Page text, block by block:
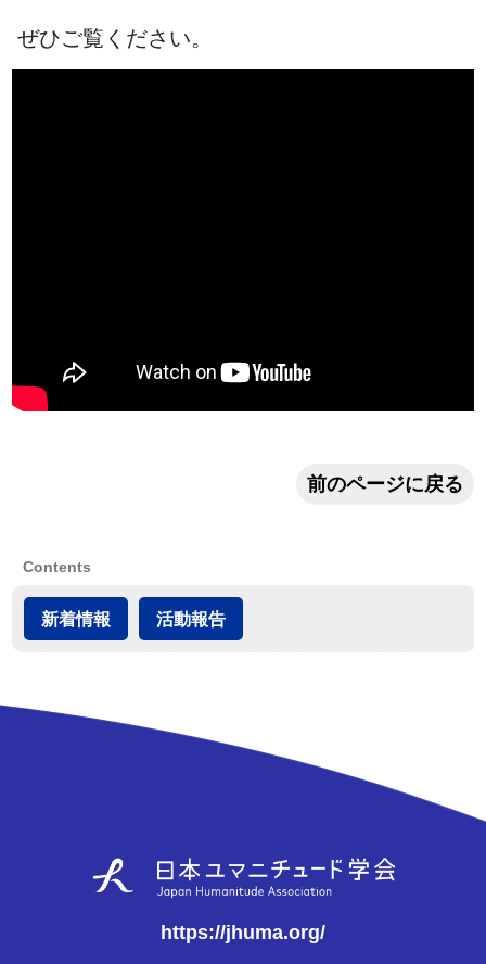
ぜひご覧ください。
前のページに戻る
Contents
新着情報 活動報告
https://jhuma.org/